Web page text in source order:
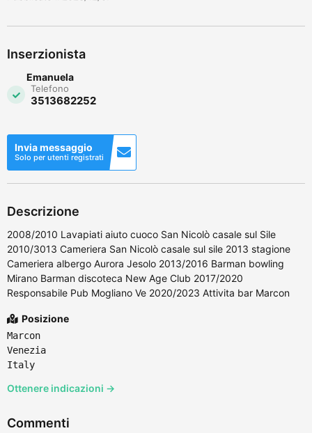
Inserzionista
Emanuela
Telefono
3513682252
Invia messaggio
Solo per utenti registrati
Descrizione
2008/2010 Lavapiati aiuto cuoco San Nicolò casale sul Sile
2010/3013 Cameriera San Nicolò casale sul sile 2013 stagione
Cameriera albergo Aurora Jesolo 2013/2016 Barman bowling
Mirano Barman discoteca New Age Club 2017/2020
Responsabile Pub Mogliano Ve 2020/2023 Attivita bar Marcon
Posizione
Marcon
Venezia
Italy
Ottenere indicazioni →
Commenti